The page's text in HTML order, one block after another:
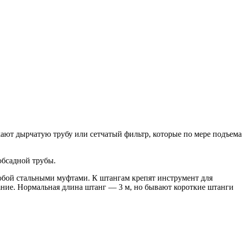
дырчатую трубу или сетчатый фильтр, которые по мере подъема
трубы.
стальными муфтами. К штангам крепят инструмент для
Нормальная длина штанг — 3 м, но бывают короткие штанги